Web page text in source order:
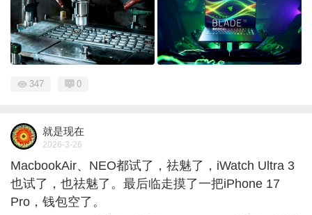
347 0
就是现在
2026-3-26
MacbookAir、NEO都试了，祛魅了，iWatch Ultra 3
也试了，也祛魅了。最后临走摸了一把iPhone 17
Pro，钱包空了。 ​​​